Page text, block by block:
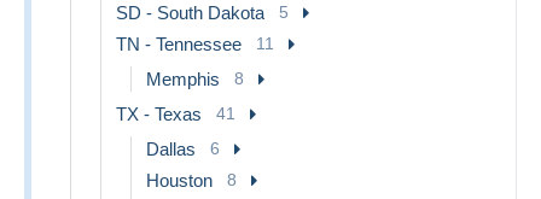
SD - South Dakota 5
TN - Tennessee 11
Memphis 8
TX - Texas 41
Dallas 6
Houston 8